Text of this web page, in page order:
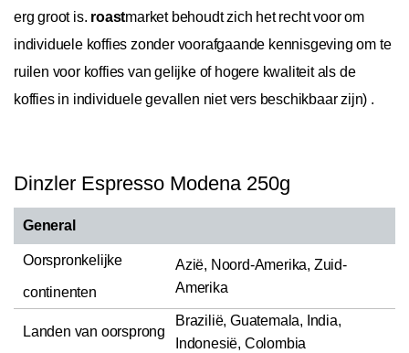
erg groot is. roastmarket behoudt zich het recht voor om
individuele koffies zonder voorafgaande kennisgeving om te
ruilen voor koffies van gelijke of hogere kwaliteit als de
koffies in individuele gevallen niet vers beschikbaar zijn) .
Dinzler Espresso Modena 250g
General
Oorspronkelijke
continenten
Azië, Noord-Amerika, Zuid-
Amerika
Landen van oorsprong
Brazilië, Guatemala, India,
Indonesië, Colombia